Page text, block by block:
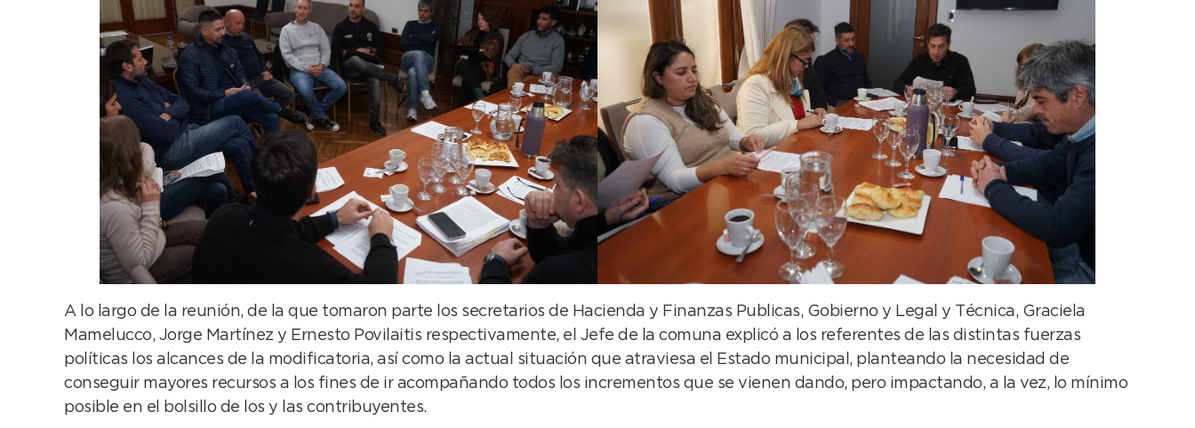
A lo largo de la reunión, de la que tomaron parte los secretarios de Hacienda y Finanzas Publicas, Gobierno y Legal y Técnica, Graciela
Mamelucco, Jorge Martínez y Ernesto Povilaitis respectivamente, el Jefe de la comuna explicó a los referentes de las distintas fuerzas
políticas los alcances de la modificatoria, así como la actual situación que atraviesa el Estado municipal, planteando la necesidad de
conseguir mayores recursos a los fines de ir acompañando todos los incrementos que se vienen dando, pero impactando, a la vez, lo mínimo
posible en el bolsillo de los y las contribuyentes.